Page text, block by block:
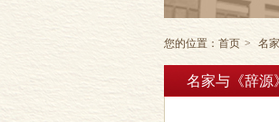
您的位置： 首页 > 名
名家与《辞源